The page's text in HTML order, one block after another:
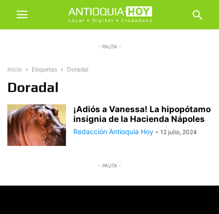
- PAUTA -
Inicio Etiquetas Doradal
Doradal
¡Adiós a Vanessa! La hipopótamo
insignia de la Hacienda Nápoles
Redacción Antioquia Hoy - 12 julio, 2024
- PAUTA -